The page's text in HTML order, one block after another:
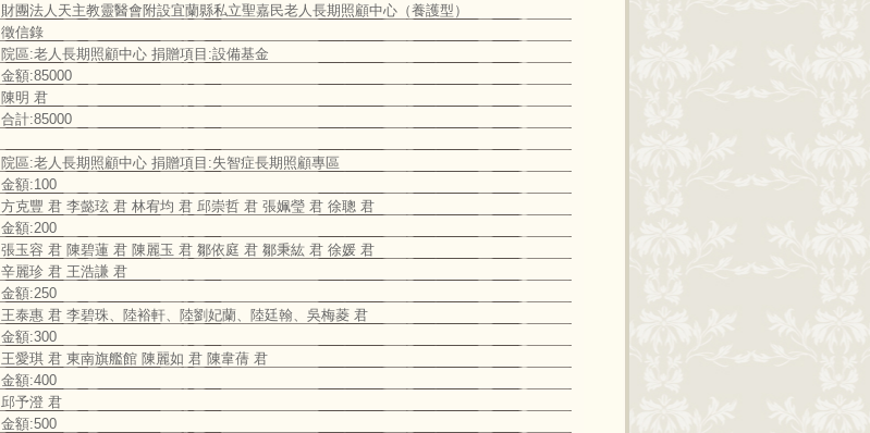
財團法人天主教靈醫會附設宜蘭縣私立聖嘉民老人長期照顧中心（養護型）
徵信錄
院區:老人長期照顧中心 捐贈項目:設備基金
金額:85000
陳明 君
合計:85000
院區:老人長期照顧中心 捐贈項目:失智症長期照顧專區
金額:100
方克豐 君 李懿玹 君 林宥均 君 邱崇哲 君 張姵瑩 君 徐聰 君
金額:200
張玉容 君 陳碧蓮 君 陳麗玉 君 鄒依庭 君 鄒秉紘 君 徐媛 君
辛麗珍 君 王浩謙 君
金額:250
王泰惠 君 李碧珠、陸裕軒、陸劉妃蘭、陸廷翰、吳梅菱 君
金額:300
王愛琪 君 東南旗艦館 陳麗如 君 陳韋蒨 君
金額:400
邱予澄 君
金額:500